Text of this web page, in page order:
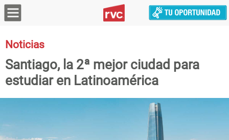
Noticias
Santiago, la 2ª mejor ciudad para
estudiar en Latinoamérica